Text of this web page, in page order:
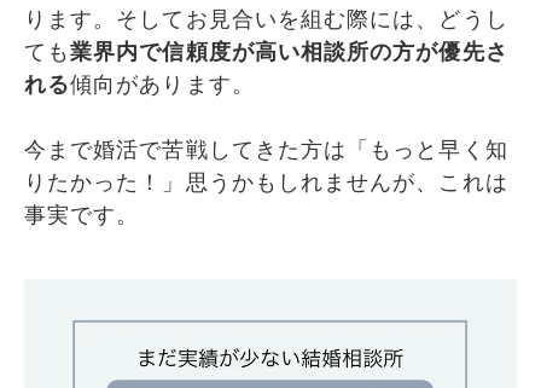
ります。そしてお見合いを組む際には、どうし
ても業界内で信頼度が高い相談所の方が優先さ
れる傾向があります。
今まで婚活で苦戦してきた方は「もっと早く知
りたかった！」思うかもしれませんが、これは
事実です。